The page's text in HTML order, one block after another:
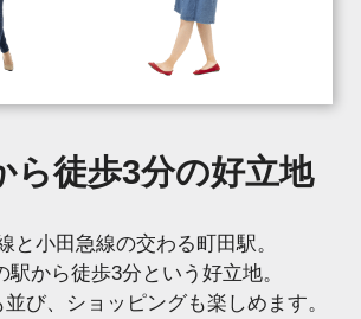
ら徒歩3分の好立地
と小田急線の交わる町田駅。
駅から徒歩3分という好立地。
び、ショッピングも楽しめます。